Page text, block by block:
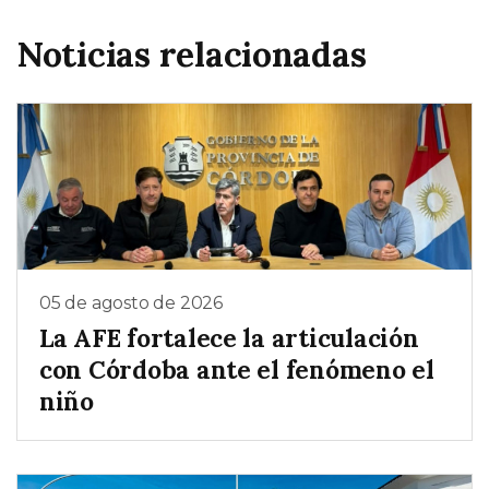
Noticias relacionadas
05 de agosto de 2026
La AFE fortalece la articulación
con Córdoba ante el fenómeno el
niño